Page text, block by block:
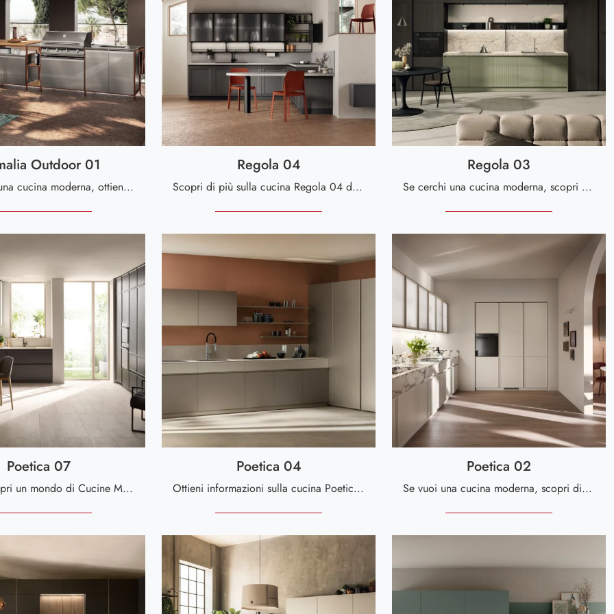
Outdoor 01
Se desideri una cucina moderna, ottieni informazioni sul modello Formalia Outdoor 01 Scavolini.
Regola 04
Scopri di più sulla cucina Regola 04 di Scavolini: questa soluzione in melaminico sarà la scelta ideale per te!
Regola 03
Se cerchi una cucina moderna, scopri di più sul modello Regola 03 Scavolini.
Poetica 07
Clicca e scopri un mondo di Cucine Moderne con penisola: la cucina Poetica 07 Scavolini in legno ti aspetta!
Poetica 04
Ottieni informazioni sulla cucina Poetica 04 di Scavolini: questa soluzione in laccato opaco sarà l'acquisto ideale per te!
Poetica 02
Se vuoi una cucina moderna, scopri di più sul modello Poetica 02 Scavolini.